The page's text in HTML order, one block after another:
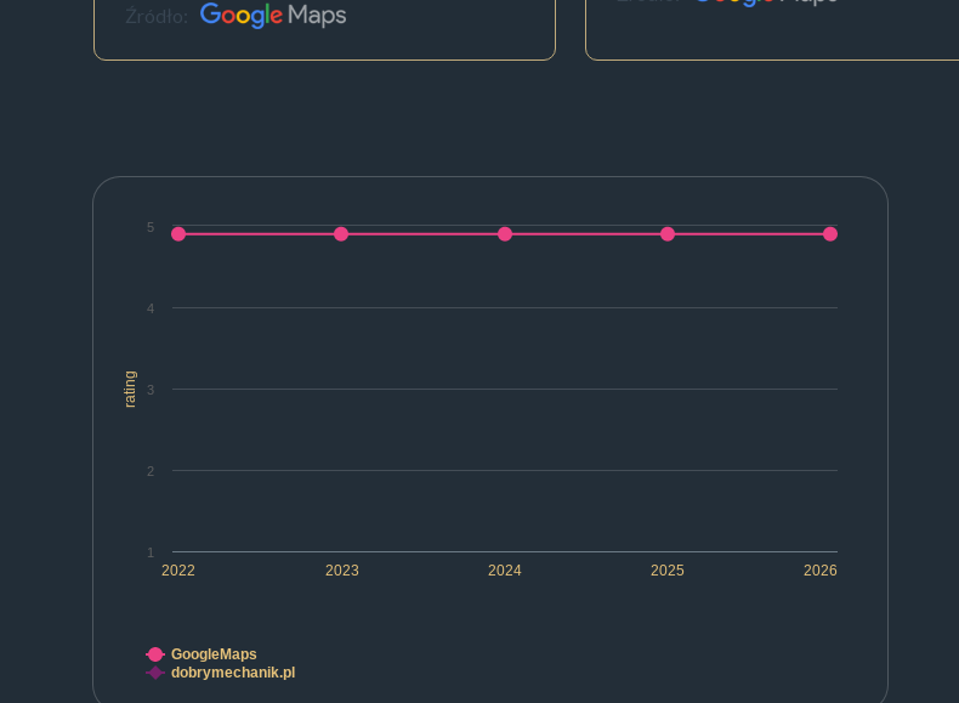
Źródło:
rating
2022 2023 2024 2025 2026
1
2
3
4
5
GoogleMaps
dobrymechanik.pl